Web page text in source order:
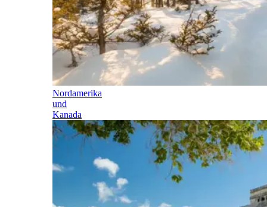
Nordamerika
und
Kanada